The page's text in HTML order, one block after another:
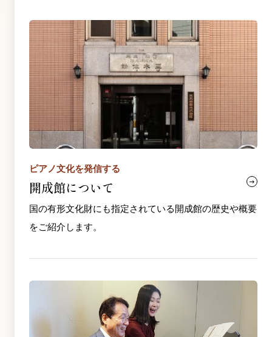
ピアノ文化を発信する
開成館について
国の有形文化財にも指定されている開成館の歴史や概要
をご紹介します。